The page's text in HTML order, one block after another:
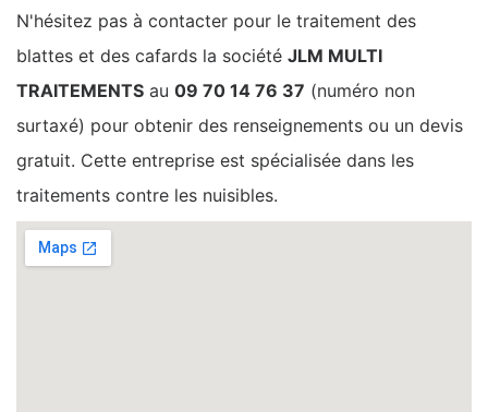
N'hésitez pas à contacter pour le traitement des
blattes et des cafards la société JLM MULTI
TRAITEMENTS au 09 70 14 76 37 (numéro non
surtaxé) pour obtenir des renseignements ou un devis
gratuit. Cette entreprise est spécialisée dans les
traitements contre les nuisibles.